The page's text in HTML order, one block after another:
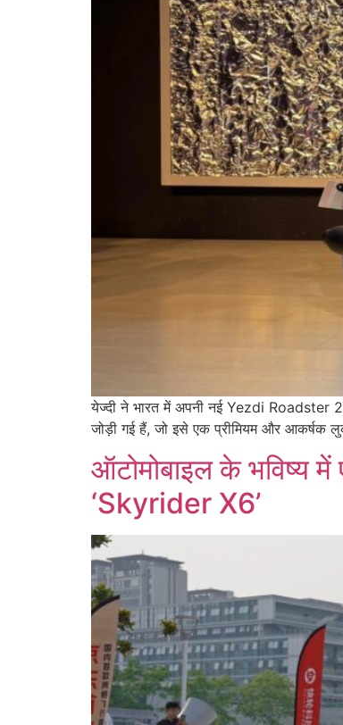
येज्दी ने भारत में अपनी नई Yezdi Roadster
जोड़ी गई हैं, जो इसे एक प्रीमियम और
ऑटोमोबाइल के भविष्य
‘Skyrider X6’